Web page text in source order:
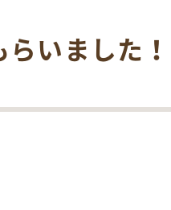
いました！